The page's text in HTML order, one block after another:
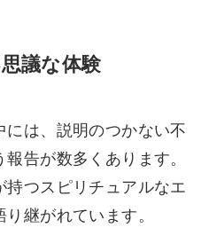
議な体験
には、説明のつかない不
告が数多くあります。
持つスピリチュアルなエ
継がれています。